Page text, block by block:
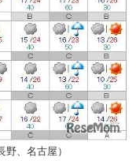
、名古屋）